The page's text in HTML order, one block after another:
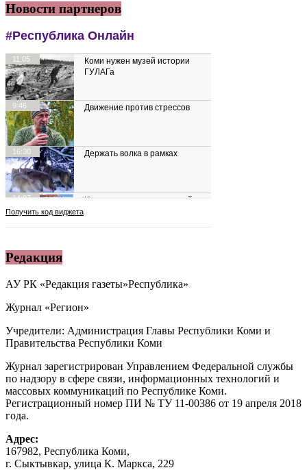
Новости партнеров
Редакция
АУ РК «Редакция газеты»Республика»
Журнал «Регион»
Учредители: Администрация Главы Республики Коми и
Правительства Республики Коми
Журнал зарегистрирован Управлением Федеральной службы
по надзору в сфере связи, информационных технологий и
массовых коммуникаций по Республике Коми.
Регистрационный номер ПИ № ТУ 11-00386 от 19 апреля 2018
года.
Адрес:
167982, Республика Коми,
г. Сыктывкар, улица К. Маркса, 229